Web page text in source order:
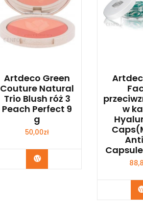
Artdeco Green
Couture Natural
Trio Blush róż 3
Peach Perfect 9
g
50,00zł
Zobacz
w